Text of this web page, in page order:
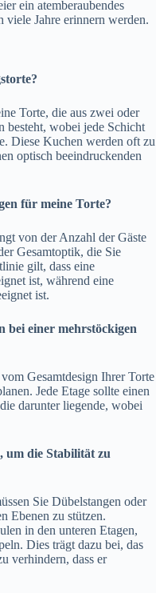
ein atemberaubendes
viele Jahre erinnern werden.
Torte, die aus zwei oder
besteht, wobei jede Schicht
Diese Kuchen werden oft zu
optisch beeindruckenden
für meine Torte?
von der Anzahl der Gäste
Gesamtoptik, die Sie
gilt, dass eine
ist, während eine
ist.
bei einer mehrstöckigen
Gesamtdesign Ihrer Torte
Jede Etage sollte einen
darunter liegende, wobei
um die Stabilität zu
Sie Dübelstangen oder
Ebenen zu stützen.
in den unteren Etagen,
Dies trägt dazu bei, das
verhindern, dass er